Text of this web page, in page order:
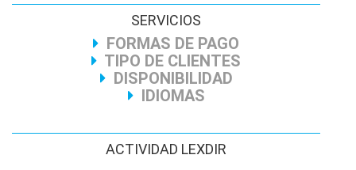
SERVICIOS
FORMAS DE PAGO
TIPO DE CLIENTES
DISPONIBILIDAD
IDIOMAS
ACTIVIDAD LEXDIR